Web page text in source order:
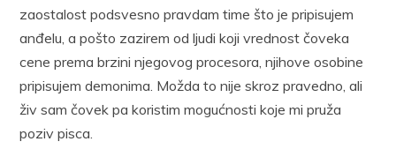
zaostalost podsvesno pravdam time što je pripisujem
anđelu, a pošto zazirem od ljudi koji vrednost čoveka
cene prema brzini njegovog procesora, njihove osobine
pripisujem demonima. Možda to nije skroz pravedno, ali
živ sam čovek pa koristim mogućnosti koje mi pruža
poziv pisca.